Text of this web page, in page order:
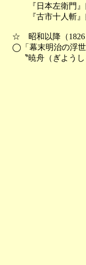
『日本左衛門』口
『古市十人斬』口
☆　昭和以降（1826
◯「幕末明治の浮世